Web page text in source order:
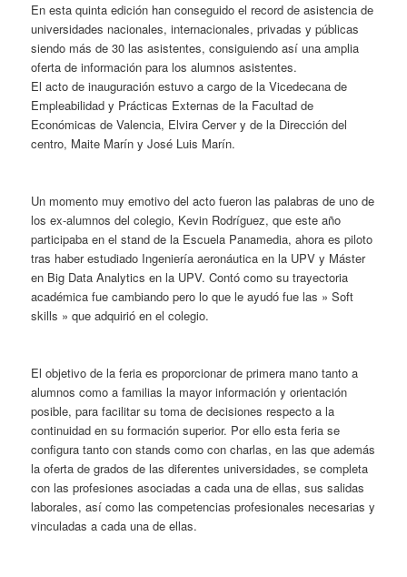
En esta quinta edición han conseguido el record de asistencia de
universidades nacionales, internacionales, privadas y públicas
siendo más de 30 las asistentes, consiguiendo así una amplia
oferta de información para los alumnos asistentes.
El acto de inauguración estuvo a cargo de la Vicedecana de
Empleabilidad y Prácticas Externas de la Facultad de
Económicas de Valencia, Elvira Cerver y de la Dirección del
centro, Maite Marín y José Luis Marín.
Un momento muy emotivo del acto fueron las palabras de uno de
los ex-alumnos del colegio, Kevin Rodríguez, que este año
participaba en el stand de la Escuela Panamedia, ahora es piloto
tras haber estudiado Ingeniería aeronáutica en la UPV y Máster
en Big Data Analytics en la UPV. Contó como su trayectoria
académica fue cambiando pero lo que le ayudó fue las » Soft
skills » que adquirió en el colegio.
El objetivo de la feria es proporcionar de primera mano tanto a
alumnos como a familias la mayor información y orientación
posible, para facilitar su toma de decisiones respecto a la
continuidad en su formación superior. Por ello esta feria se
configura tanto con stands como con charlas, en las que además
la oferta de grados de las diferentes universidades, se completa
con las profesiones asociadas a cada una de ellas, sus salidas
laborales, así como las competencias profesionales necesarias y
vinculadas a cada una de ellas.